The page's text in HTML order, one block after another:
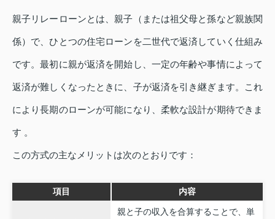
親子リレーローンとは、親子（または祖父母と孫など親族関
係）で、ひとつの住宅ローンを二世代で返済していく仕組み
です。最初に親が返済を開始し、一定の年齢や事情によって
返済が難しくなったときに、子が返済を引き継ぎます。これ
により長期のローンが可能になり、柔軟な設計が期待できま
す 。
この方式の主なメリットは次のとおりです：
項目 内容
親と子の収入を合算することで、単